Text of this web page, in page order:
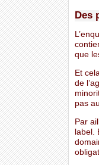
Des
que
Et
de
pas
Par
label.